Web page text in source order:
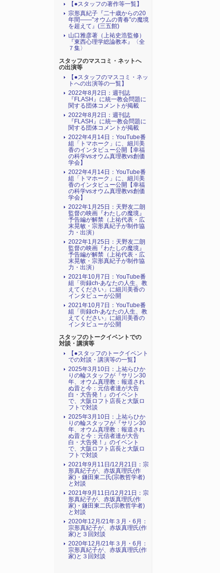
【●スタッフの著作等一覧】
宗形真紀子『二十歳からの20
年間――"オウムの青春"の魔境
を超えて』(三五館)
山口雅彦著（上祐史浩監修）
『東西心理学総論教本』〈全
７集〉
スタッフのマスコミ・ネットへ
の出演等
【●スタッフのマスコミ・ネッ
トへの出演等の一覧】
2022年8月2日：週刊誌
『FLASH』に統一教会問題に
関する団体コメントが掲載
2022年8月2日：週刊誌
『FLASH』に統一教会問題に
関する団体コメントが掲載
2022年4月14日：YouTube番
組「トマホーク」に、細川美
香のインタビュー公開【幸福
の科学vsオウム真理教vs創価
学会】
2022年4月14日：YouTube番
組「トマホーク」に、細川美
香のインタビュー公開【幸福
の科学vsオウム真理教vs創価
学会】
2022年1月25日：天野友二朗
監督の映画『わたしの魔境』
予告編が解禁（上祐代表・広
末晃敏・宗形真紀子が制作協
力・出演）
2022年1月25日：天野友二朗
監督の映画『わたしの魔境』
予告編が解禁（上祐代表・広
末晃敏・宗形真紀子が制作協
力・出演）
2021年10月7日：YouTube番
組「街録ch-あなたの人生、教
えてください」に細川美香の
インタビューが公開
2021年10月7日：YouTube番
組「街録ch-あなたの人生、教
えてください」に細川美香の
インタビューが公開
スタッフのトークイベントでの
対談・講演等
【●スタッフのトークイベント
での対談・講演等の一覧】
2025年3月10日：上祐らひか
りの輪スタッフが『サリン30
年、オウム真理教：報道され
ぬ昔と今：元信者達が大告
白・大告発！』のイベント
で、大阪ロフト店長と大阪ロ
フトで対談
2025年3月10日：上祐らひか
りの輪スタッフが『サリン30
年、オウム真理教：報道され
ぬ昔と今：元信者達が大告
白・大告発！』のイベント
で、大阪ロフト店長と大阪ロ
フトで対談
2021年9月11日/12月21日：宗
形真紀子が、赤坂真理氏(作
家)・鎌田東二氏(宗教哲学者)
と対談
2021年9月11日/12月21日：宗
形真紀子が、赤坂真理氏(作
家)・鎌田東二氏(宗教哲学者)
と対談
2020年12月/21年３月・6月：
宗形真紀子が、赤坂真理氏(作
家)と３回対談
2020年12月/21年３月・6月：
宗形真紀子が、赤坂真理氏(作
家)と３回対談